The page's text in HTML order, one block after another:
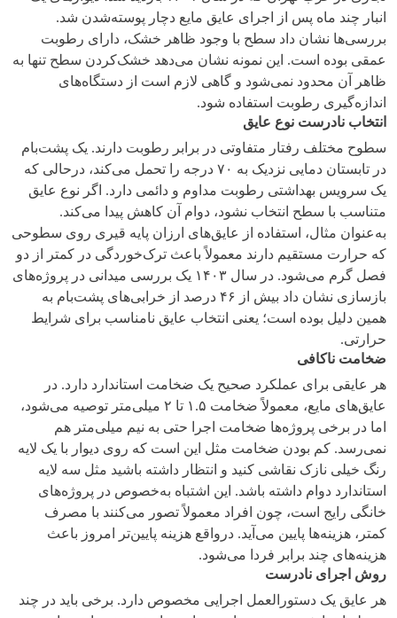
انبار چند ماه پس از اجرای عایق مایع دچار پوسته‌شدن شد.
بررسی‌ها نشان داد سطح با وجود ظاهر خشک، دارای رطوبت
عمقی بوده است. این نمونه نشان می‌دهد خشک‌کردن سطح تنها به
ظاهر آن محدود نمی‌شود و گاهی لازم است از دستگاه‌های
اندازه‌گیری رطوبت استفاده شود.
انتخاب نادرست نوع عایق
سطوح مختلف رفتار متفاوتی در برابر رطوبت دارند. یک پشت‌بام
در تابستان دمایی نزدیک به ۷۰ درجه را تحمل می‌کند، درحالی‌ که
یک سرویس بهداشتی رطوبت مداوم و دائمی دارد. اگر نوع عایق
متناسب با سطح انتخاب نشود، دوام آن کاهش پیدا می‌کند.
به‌عنوان مثال، استفاده از عایق‌های ارزان پایه قیری روی سطوحی
که حرارت مستقیم دارند معمولاً باعث ترک‌خوردگی در کمتر از دو
فصل گرم می‌شود. در سال ۱۴۰۳ یک بررسی میدانی در پروژه‌های
بازسازی نشان داد بیش از ۴۶ درصد از خرابی‌های پشت‌بام به
همین دلیل بوده است؛ یعنی انتخاب عایق نامناسب برای شرایط
حرارتی.
ضخامت ناکافی
هر عایقی برای عملکرد صحیح یک ضخامت استاندارد دارد. در
عایق‌های مایع، معمولاً ضخامت ۱.۵ تا ۲ میلی‌متر توصیه می‌شود،
اما در برخی پروژه‌ها ضخامت اجرا حتی به نیم میلی‌متر هم
نمی‌رسد. کم بودن ضخامت مثل این است که روی دیوار با یک لایه
رنگ خیلی نازک نقاشی کنید و انتظار داشته باشید مثل سه لایه
استاندارد دوام داشته باشد. این اشتباه به‌خصوص در پروژه‌های
خانگی رایج است، چون افراد معمولاً تصور می‌کنند با مصرف
کمتر، هزینه‌ها پایین می‌آید. درواقع هزینه پایین‌تر امروز باعث
هزینه‌های چند برابر فردا می‌شود.
روش اجرای نادرست
هر عایق یک دستورالعمل اجرایی مخصوص دارد. برخی باید در چند